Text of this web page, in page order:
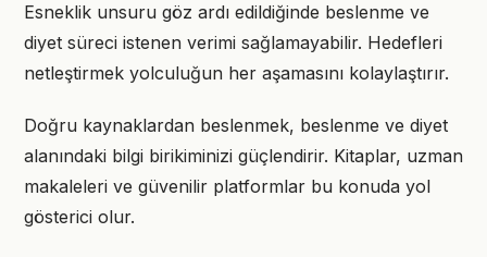
Esneklik unsuru göz ardı edildiğinde beslenme ve
diyet süreci istenen verimi sağlamayabilir. Hedefleri
netleştirmek yolculuğun her aşamasını kolaylaştırır.
Doğru kaynaklardan beslenmek, beslenme ve diyet
alanındaki bilgi birikiminizi güçlendirir. Kitaplar, uzman
makaleleri ve güvenilir platformlar bu konuda yol
gösterici olur.